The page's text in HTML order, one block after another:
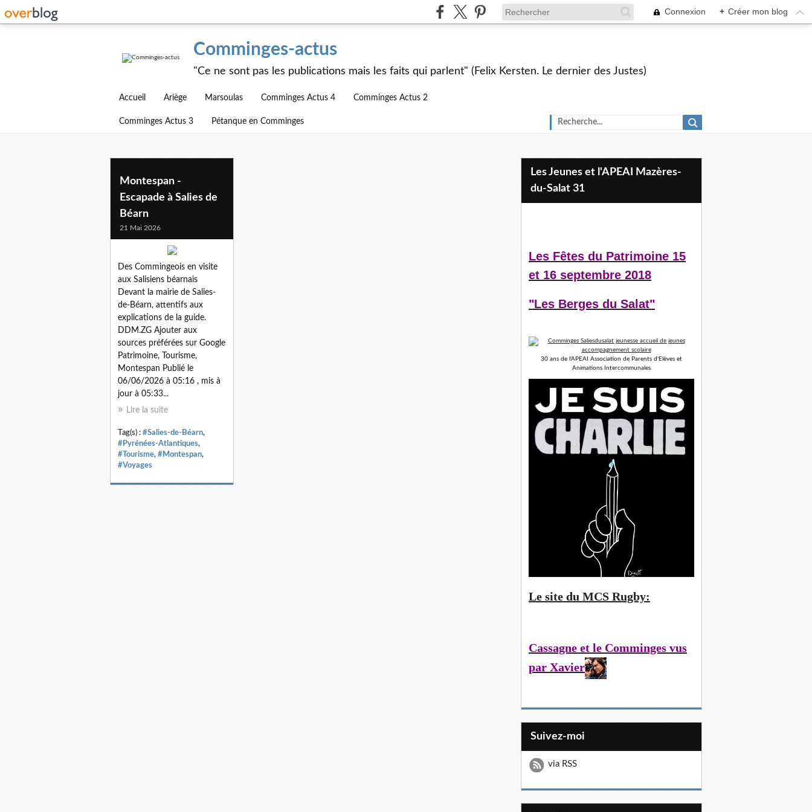
Connexion + Créer mon blog
Comminges-actus
"Ce ne sont pas les publications mais les faits qui parlent" (Felix Kersten. Le dernier des Justes)
Accueil Ariège Marsoulas Comminges Actus 4 Comminges Actus 2
Comminges Actus 3 Pétanque en Comminges
salies-de-bearn
Montespan -
Escapade à Salies de
Béarn
21 Mai 2026
Des Commingeois en visite
aux Salisiens béarnais
Devant la mairie de Salies-
de-Béarn, attentifs aux
explications de la guide.
DDM.ZG Ajouter aux
sources préférées sur Google
Patrimoine, Tourisme,
Montespan Publié le
06/06/2026 à 05:16 , mis à
jour à 05:33...
Lire la suite
Tag(s) : #Salies-de-Béarn,
#Pyrénées-Atlantiques,
#Tourisme, #Montespan,
#Voyages
Les Jeunes et l'APEAI Mazères-
du-Salat 31
Les Fêtes du Patrimoine 15
et 16 septembre 2018
"Les Berges du Salat"
30 ans de l'APEAI Association de Parents d'Elèves et
Animations Intercommunales
Le site du MCS Rugby:
Cassagne et le Comminges vus
par Xavier
Suivez-moi
via RSS